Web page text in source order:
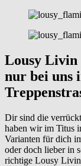
Lousy Livin
nur bei uns
Dir sind die
haben wir im Titus
Varianten für dich
oder doch lieber in
richtige Lousy